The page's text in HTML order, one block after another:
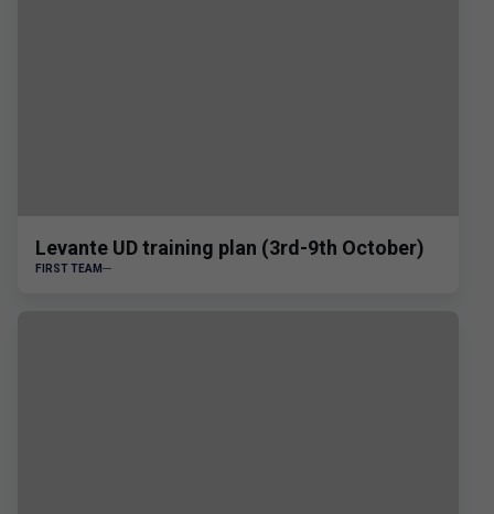
Levante UD training plan (3rd-9th October)
FIRST TEAM